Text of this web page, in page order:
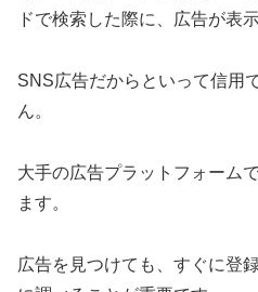
ドで検索した際に、広告が表
SNS広告だからといって信用
ん。
大手の広告プラットフォーム
ます。
広告を見つけても、すぐに登